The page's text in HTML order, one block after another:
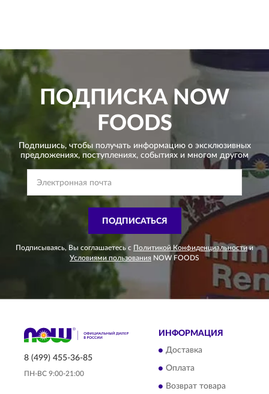
ПОДПИСКАNOW
FOODS
Подпишись, чтобы получать информацию о эксклюзивных
предложениях,поступлениях, событиях и многом другом
ПОДПИСАТЬСЯ
Подписываясь, Вы соглашаетесь с Политикой Конфиденциальности и
Условиями пользования NOW FOODS
8 (499) 455-36-85
ПН-ВС 9:00-21:00
ИНФОРМАЦИЯ
Доставка
Оплата
Возврат товара